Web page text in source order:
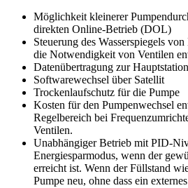
Möglichkeit kleinerer
direkten Online-Betrieb (DOL)
Steuerung des Wasserspiegels
die Notwendigkeit von Ventilen
Datenübertragung zur
Softwarewechsel über Satellit
Trockenlaufschutz für die Pumpe
Kosten für den Pumpenwechsel
Regelbereich bei
Ventilen.
Unabhängiger Betrieb mit PID-
Energiesparmodus, wenn der
erreicht ist. Wenn der Füllstand
Pumpe neu, ohne dass ein